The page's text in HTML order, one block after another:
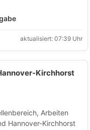
aktualisiert: 07:39 Uhr
Kirchhorst
Arbeiten
Hannover-Kirchhorst